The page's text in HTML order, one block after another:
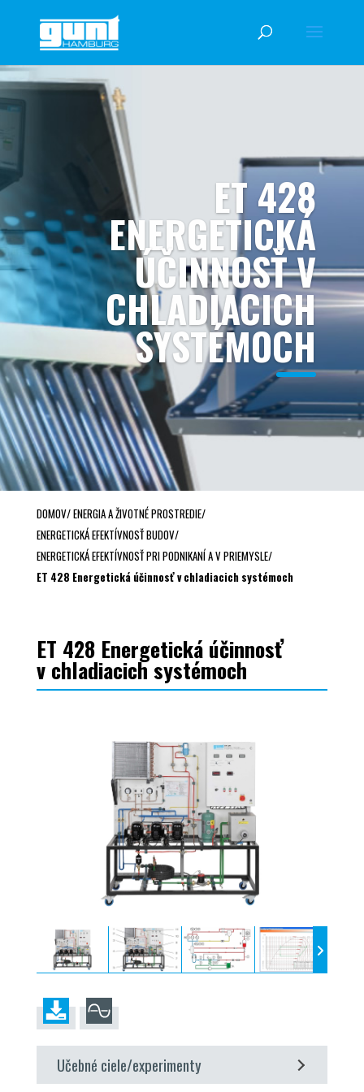
ET 428
ENERGETICKÁ
ÚČINNOSŤ V
CHLADIACICH
SYSTÉMOCH
DOMOV/ENERGIA A ŽIVOTNÉ PROSTREDIE/
ENERGETICKÁ EFEKTÍVNOSŤ BUDOV/
ENERGETICKÁ EFEKTÍVNOSŤ PRI PODNIKANÍ A V PRIEMYSLE/
ET 428 Energetická účinnosť v chladiacich systémoch
ET 428 Energetická účinnosť
v chladiacich systémoch
Učebné ciele/experimenty